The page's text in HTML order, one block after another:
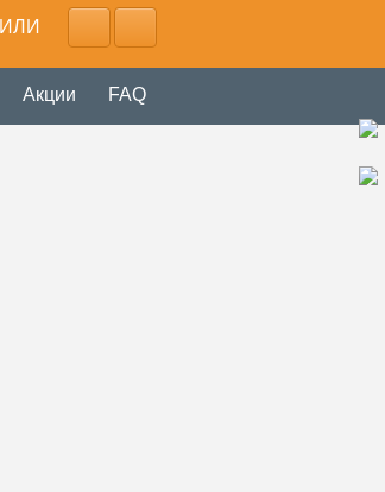
ИЛИ
Акции FAQ